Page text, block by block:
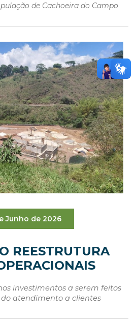
de Cachoeira do Campo
Junho de 2026
REESTRUTURA
investimentos a serem feitos
atendimento a clientes